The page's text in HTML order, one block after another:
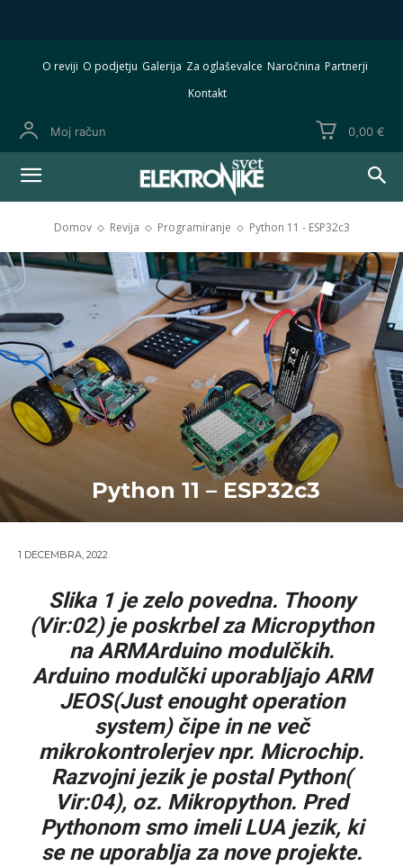
O reviji O podjetju Galerija Za oglaševalce Naročnina Partnerji
Kontakt
Moj račun 0,00 €
Domov Revija Programiranje Python 11 - ESP32c3
Python 11 – ESP32c3
1 DECEMBRA, 2022
Slika 1 je zelo povedna. Thoony
(Vir:02) je poskrbel za Micropython
na ARMArduino modulčkih.
Arduino modulčki uporabljajo ARM
JEOS(Just enought operation
system) čipe in ne več
mikrokontrolerjev npr. Microchip.
Razvojni jezik je postal Python(
Vir:04), oz. Mikropython. Pred
Pythonom smo imeli LUA jezik, ki
se ne uporablja za nove projekte.